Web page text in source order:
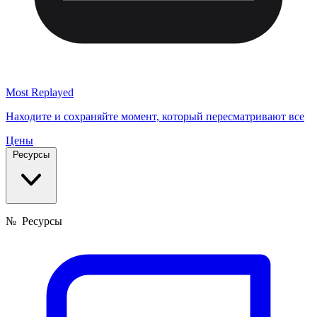
Most Replayed
Находите и сохраняйте момент, который пересматривают все
Цены
Ресурсы
№ Ресурсы